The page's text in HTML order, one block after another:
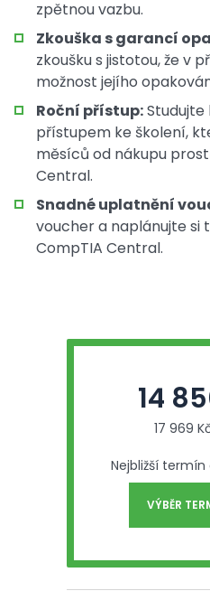
zpětnou vazbu.
Zkouška s garancí
zkoušku s jistotou, že v
možnost jejího
Roční přístup:Studujte
přístupem ke školení,
měsíců od nákupu
Central.
Snadné uplatnění
voucher a naplánujte si
CompTIA Central.
14
17 969
Nejbližší termín
VÝBĚR